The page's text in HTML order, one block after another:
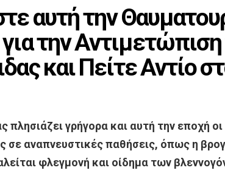
αυτή την
την
και Πείτε Αντίο
πλησιάζει γρήγορα και αυτή την εποχή οι
σε αναπνευστικές παθήσεις, όπως η
φλεγμονή και οίδημα των